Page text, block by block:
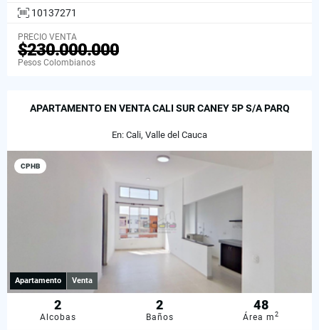
10137271
PRECIO VENTA
$230.000.000
Pesos Colombianos
APARTAMENTO EN VENTA CALI SUR CANEY 5P S/A PARQ
En: Cali, Valle del Cauca
CPHB
Apartamento Venta
2
Alcobas
2
Baños
48
Área m2